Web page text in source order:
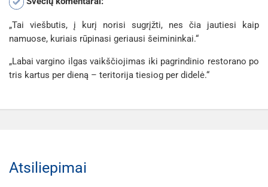
„Tai viešbutis, į kurį norisi sugrįžti, nes čia jautiesi kaip
namuose, kuriais rūpinasi geriausi šeimininkai.“
„Labai vargino ilgas vaikščiojimas iki pagrindinio restorano po
tris kartus per dieną – teritorija tiesiog per didelė.“
Atsiliepimai